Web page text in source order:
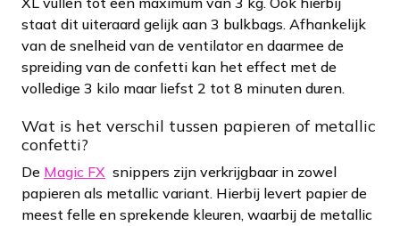
staat dit uiteraard gelijk aan 3 bulkbags. Afhankelijk
van de snelheid van de ventilator en daarmee de
spreiding van de confetti kan het effect met de
volledige 3 kilo maar liefst 2 tot 8 minuten duren.
Wat is het verschil tussen papieren of metallic
confetti?
De Magic FX snippers zijn verkrijgbaar in zowel
papieren als metallic variant. Hierbij levert papier de
meest felle en sprekende kleuren, waarbij de metallic